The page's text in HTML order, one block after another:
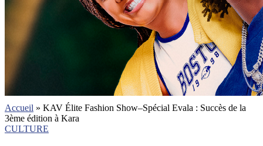
Accueil » KAV Élite Fashion Show–Spécial Evala : Succès de la
3ème édition à Kara
CULTURE